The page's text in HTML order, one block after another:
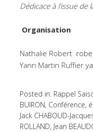
Dédicace à l’issue de
Organisation
Nathalie Robert
Yann Martin Ruffier
Posted in: Rappel
BUIRON, Conférence,
Jack CHABOUD-
ROLLAND, Jean